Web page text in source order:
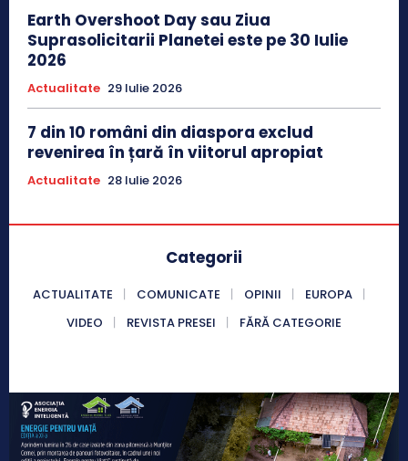
Earth Overshoot Day sau Ziua
Suprasolicitarii Planetei este pe 30 Iulie
2026
Actualitate 29 Iulie 2026
7 din 10 români din diaspora exclud
revenirea în țară în viitorul apropiat
Actualitate 28 Iulie 2026
Categorii
ACTUALITATE COMUNICATE OPINII
EUROPA
VIDEO
REVISTA PRESEI FĂRĂ CATEGORIE